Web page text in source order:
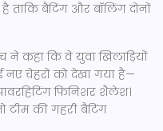
ताकि बैटिंग और बॉलिंग दोनों
कहा कि वे युवा खिलाड़ियों
चेहरों को देखा गया है—
फिनिशर शैलेश।
टीम की गहरी बैटिंग